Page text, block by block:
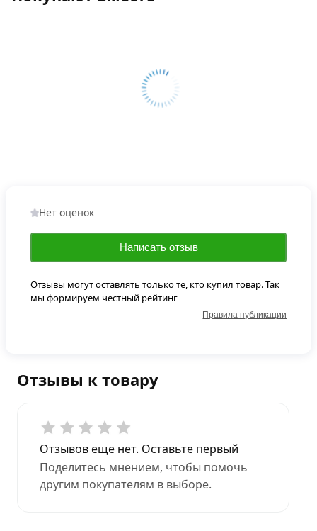
Отзывы к товару
Отзывов еще нет. Оставьте первый
Поделитесь мнением, чтобы помочь
другим покупателям в выборе.
Нет оценок
Написать отзыв
Отзывы могут оставлять только те, кто купил товар. Так
мы формируем честный рейтинг
Правила публикации